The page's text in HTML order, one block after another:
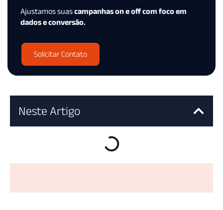
Ajustamos suascampanhas on e off com foco em
dados e conversão.
Solicitar Contato
Neste Artigo